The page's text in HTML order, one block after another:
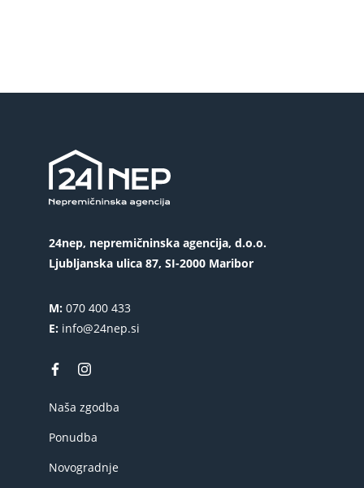
24nep, nepremičninska agencija, d.o.o.
Ljubljanska ulica 87, SI-2000 Maribor
M: 070 400 433
E: info@24nep.si
Naša zgodba
Ponudba
Novogradnje